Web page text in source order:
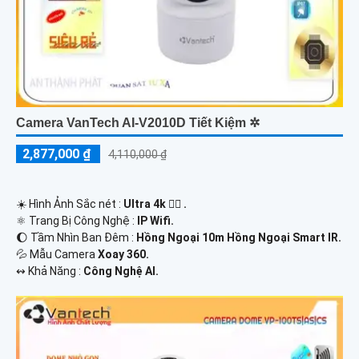
Camera VanTech AI-V2010D Tiết Kiệm ✲
2,877,000 ₫ 4,110,000 ₫
☀️ Hình Ảnh Sắc nét : Ultra 4k 👍🏾 .
⚛️ Trang Bị Công Nghệ :
IP Wifi.
🌔 Tầm Nhìn Ban Đêm : Hồng Ngoại 10m Hồng Ngoại Smart IR.
💦 Mẫu Camera Xoay 360.
️↭ Khả Năng : Công Nghệ AI.